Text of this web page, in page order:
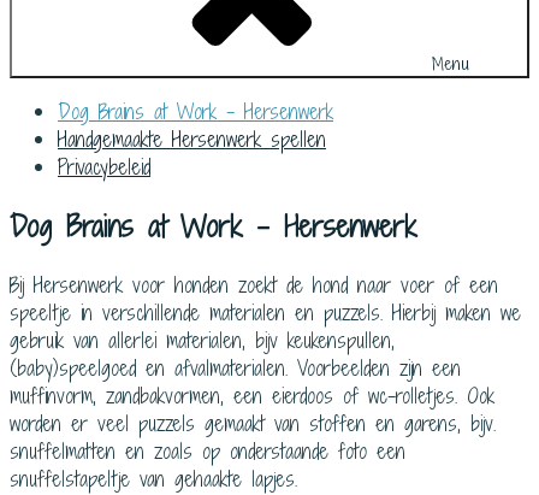
Menu
Dog Brains at Work – Hersenwerk
Handgemaakte Hersenwerk spellen
Privacybeleid
Dog Brains at Work – Hersenwerk
Bij Hersenwerk voor honden zoekt de hond naar voer of een
speeltje in verschillende materialen en puzzels. Hierbij maken we
gebruik van allerlei materialen, bijv keukenspullen,
(baby)speelgoed en afvalmaterialen. Voorbeelden zijn een
muffinvorm, zandbakvormen, een eierdoos of wc-rolletjes. Ook
worden er veel puzzels gemaakt van stoffen en garens, bijv.
snuffelmatten en zoals op onderstaande foto een
snuffelstapeltje van gehaakte lapjes.